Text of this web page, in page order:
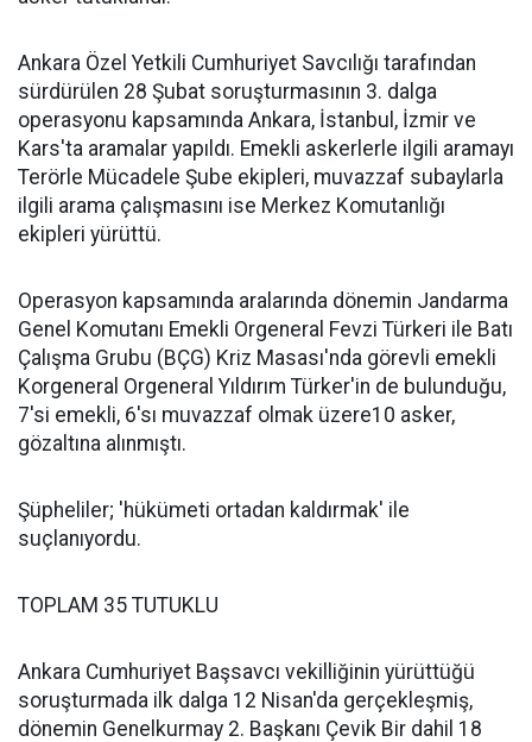
Ankara Özel Yetkili Cumhuriyet Savcılığı tarafından
sürdürülen 28 Şubat soruşturmasının 3. dalga
operasyonu kapsamında Ankara, İstanbul, İzmir ve
Kars'ta aramalar yapıldı. Emekli askerlerle ilgili aramayı
Terörle Mücadele Şube ekipleri, muvazzaf subaylarla
ilgili arama çalışmasını ise Merkez Komutanlığı
ekipleri yürüttü.
Operasyon kapsamında aralarında dönemin Jandarma
Genel Komutanı Emekli Orgeneral Fevzi Türkeri ile Batı
Çalışma Grubu (BÇG) Kriz Masası'nda görevli emekli
Korgeneral Orgeneral Yıldırım Türker'in de bulunduğu,
7'si emekli, 6'sı muvazzaf olmak üzere10 asker,
gözaltına alınmıştı.
Şüpheliler; 'hükümeti ortadan kaldırmak' ile
suçlanıyordu.
TOPLAM 35 TUTUKLU
Ankara Cumhuriyet Başsavcı vekilliğinin yürüttüğü
soruşturmada ilk dalga 12 Nisan'da gerçekleşmiş,
dönemin Genelkurmay 2. Başkanı Çevik Bir dahil 18